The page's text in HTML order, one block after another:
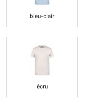
bleu-clair
écru